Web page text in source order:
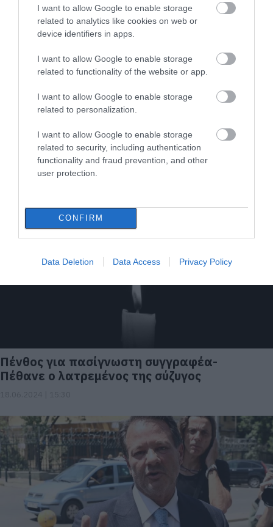
I want to allow Google to enable storage
related to analytics like cookies on web or
device identifiers in apps.
I want to allow Google to enable storage
related to functionality of the website or app.
I want to allow Google to enable storage
related to personalization.
I want to allow Google to enable storage
related to security, including authentication
functionality and fraud prevention, and other
user protection.
CONFIRM
Data Deletion Data Access Privacy Policy
Νέο αυτόφωρο για Λύτρα: Η Σοφία
Πολυζωγοπούλου υπέβαλε μήνυση εναντίον
19.06.2024 | 09:30
Πένθος για πασίγνωστη συγγραφέα-
Πέθανε ο λατρεμένος της σύζυγος